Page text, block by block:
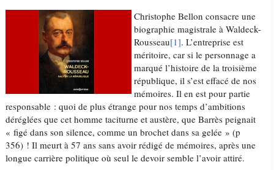
Christophe Bellon consacre une
biographie magistrale à Waldeck-
Rousseau[1]. L’entreprise est
méritoire, car si le personnage a
marqué l’histoire de la troisième
république, il s’est effacé de nos
mémoires. Il en est pour partie
responsable : quoi de plus étrange pour nos temps d’ambitions
déréglées que cet homme taciturne et austère, que Barrès peignait
« figé dans son silence, comme un brochet dans sa gelée » (p
356) ! Il meurt à 57 ans sans avoir rédigé de mémoires, après une
longue carrière politique où seul le devoir semble l’avoir attiré.